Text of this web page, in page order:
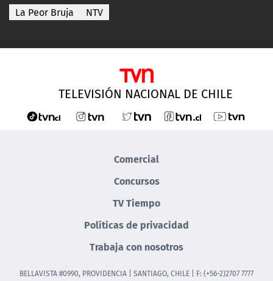
La Peor Bruja NTV
TELEVISIÓN NACIONAL DE CHILE
Comercial
Concursos
TV Tiempo
Políticas de privacidad
Trabaja con nosotros
BELLAVISTA #0990, PROVIDENCIA | SANTIAGO, CHILE | F: (+56-2)2707 7777